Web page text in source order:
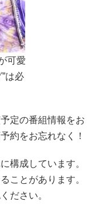
可愛
は必
定の番組情報をお
約をお忘れなく！
構成しています。
ことがあります。
ださい。